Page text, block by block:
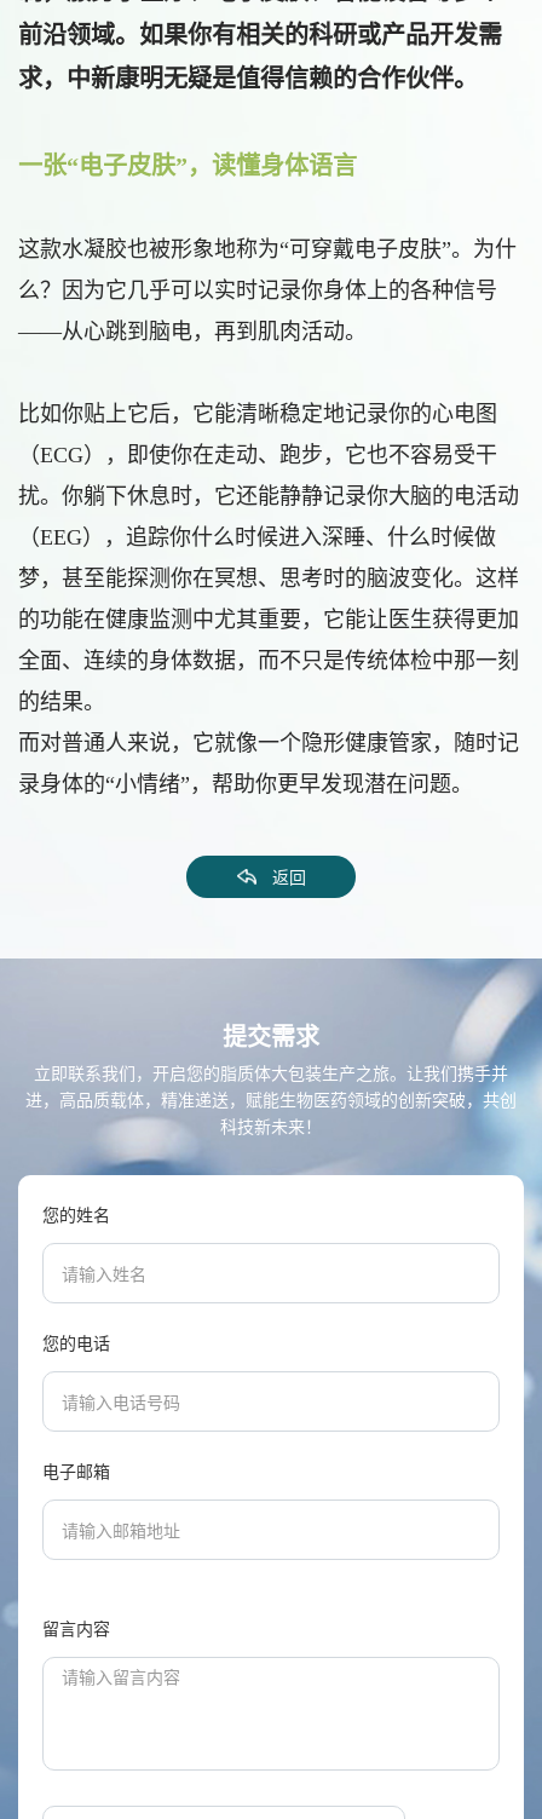
前沿领域。如果你有相关的科研或产品开发需
求，中新康明无疑是值得信赖的合作伙伴。
一张“电子皮肤”，读懂身体语言
这款水凝胶也被形象地称为“可穿戴电子皮肤”。为什
么？因为它几乎可以实时记录你身体上的各种信号
——从心跳到脑电，再到肌肉活动。
比如你贴上它后，它能清晰稳定地记录你的心电图
（ECG），即使你在走动、跑步，它也不容易受干
扰。你躺下休息时，它还能静静记录你大脑的电活动
（EEG），追踪你什么时候进入深睡、什么时候做
梦，甚至能探测你在冥想、思考时的脑波变化。这样
的功能在健康监测中尤其重要，它能让医生获得更加
全面、连续的身体数据，而不只是传统体检中那一刻
的结果。
而对普通人来说，它就像一个隐形健康管家，随时记
录身体的“小情绪”，帮助你更早发现潜在问题。
返回
提交需求
立即联系我们，开启您的脂质体大包装生产之旅。让我们携手并
进，高品质载体，精准递送，赋能生物医药领域的创新突破，共创
科技新未来！
您的姓名
您的电话
电子邮箱
留言内容